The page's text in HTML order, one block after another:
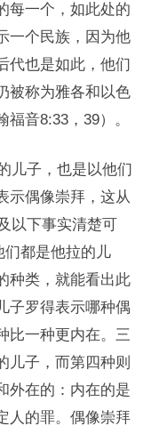
每一个，如此处的
一个民族，因为他
代也是如此，他们
被称为雅各和以色
音8:33，39）。
儿子，也是以他们
示偶像崇拜，这从
以下事实清楚可
们都是他拉的儿
种类，就能看出此
子罗得表示哪种偶
比一种更内在。三
儿子，而第四种则
外在的：内在的是
人的罪。偶像崇拜